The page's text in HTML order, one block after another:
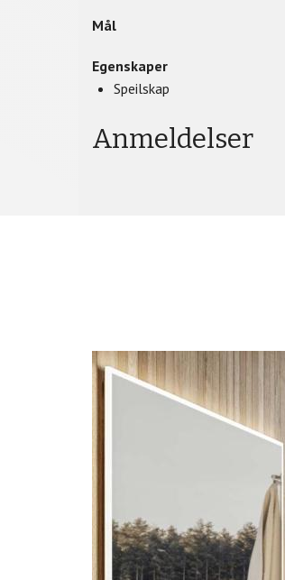
Mål
Egenskaper
Speilskap
Anmeldelser